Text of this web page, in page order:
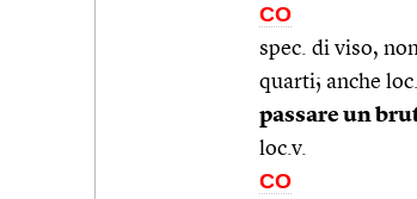
CO
spec. di viso,
quarti; anche
passare un
loc.v.
CO